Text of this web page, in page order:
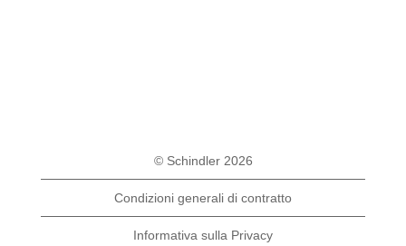
© Schindler 2026
Condizioni generali di contratto
Informativa sulla Privacy